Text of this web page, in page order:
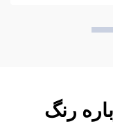
رنگ